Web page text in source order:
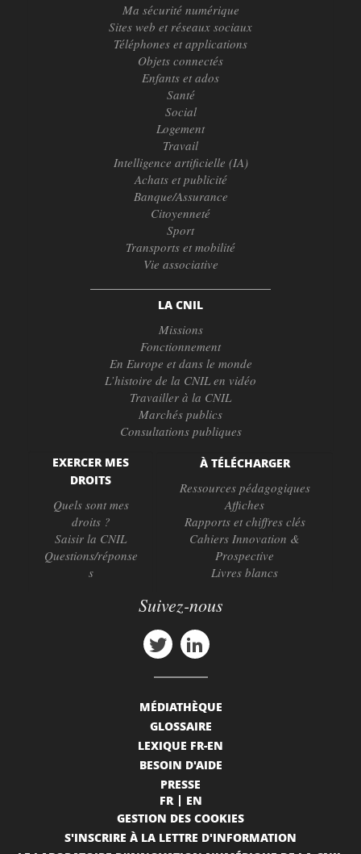
Ma sécurité numérique
Sites web et réseaux sociaux
Téléphones et applications
Objets connectés
Enfants et ados
Santé
Social
Logement
Travail
Intelligence artificielle (IA)
Achats et publicité
Banque/Assurance
Citoyenneté
Sport
Transports et mobilité
Vie associative
LA CNIL
Missions
Fonctionnement
En Europe et dans le monde
L’histoire de la CNIL en vidéo
Travailler à la CNIL
Marchés publics
Consultations publiques
EXERCER MES
DROITS
Quels sont mes
droits ?
Saisir la CNIL
Questions/réponse
s
À TÉLÉCHARGER
Ressources pédagogiques
Affiches
Rapports et chiffres clés
Cahiers Innovation &
Prospective
Livres blancs
Suivez-nous
MÉDIATHÈQUE
GLOSSAIRE
LEXIQUE FR-EN
BESOIN D'AIDE
PRESSE
FR
EN
GESTION DES COOKIES
S'INSCRIRE À LA LETTRE D'INFORMATION